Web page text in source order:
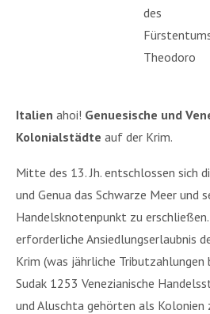
des
Theodoro
Italien ahoi! Genuesische und
Kolonialstädte auf der Krim.
Mitte des 13. Jh. entschlossen sich
und Genua das Schwarze Meer und
Handelsknotenpunkt zu erschließen.
erforderliche Ansiedlungserlaubnis
Krim (was jährliche Tributzahlungen
Sudak 1253 Venezianische
und Aluschta gehörten als Kolonien